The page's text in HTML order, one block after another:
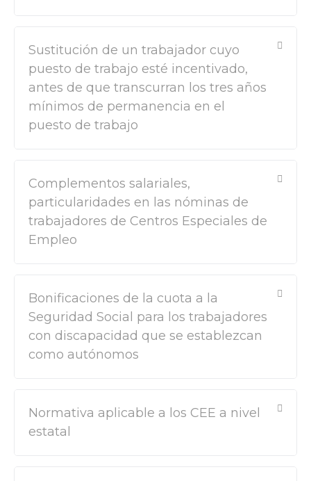
Sustitución de un trabajador cuyo
puesto de trabajo esté incentivado,
antes de que transcurran los tres años
mínimos de permanencia en el
puesto de trabajo
Complementos salariales,
particularidades en las nóminas de
trabajadores de Centros Especiales de
Empleo
Bonificaciones de la cuota a la
Seguridad Social para los trabajadores
con discapacidad que se establezcan
como autónomos
Normativa aplicable a los CEE a nivel
estatal